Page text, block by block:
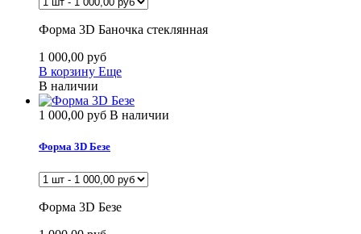
Форма 3D Баночка стеклянная
1 000,00 руб
В корзину Еще
В наличии
1 000,00 руб В наличии
Форма 3D Безе
Форма 3D Безе